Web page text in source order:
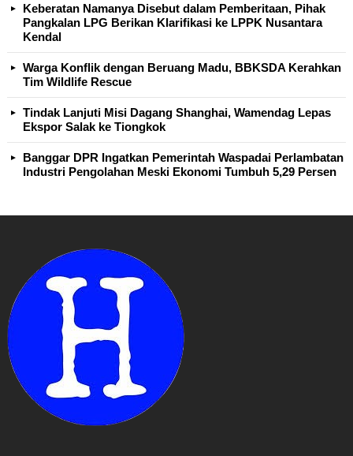
Keberatan Namanya Disebut dalam Pemberitaan, Pihak
Pangkalan LPG Berikan Klarifikasi ke LPPK Nusantara
Kendal
Warga Konflik dengan Beruang Madu, BBKSDA Kerahkan
Tim Wildlife Rescue
Tindak Lanjuti Misi Dagang Shanghai, Wamendag Lepas
Ekspor Salak ke Tiongkok
Banggar DPR Ingatkan Pemerintah Waspadai Perlambatan
Industri Pengolahan Meski Ekonomi Tumbuh 5,29 Persen